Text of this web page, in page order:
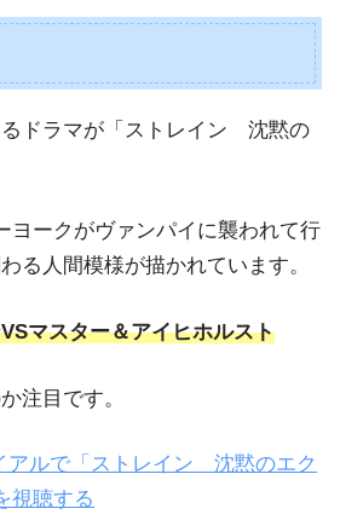
ドラマが「ストレイン 沈黙の
ヨークがヴァンパイに襲われて行
る人間模様が描かれています。
マスター＆アイヒホルスト
注目です。
アルで「ストレイン 沈黙のエク
視聴する